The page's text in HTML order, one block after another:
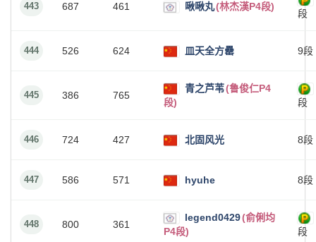
443 687 461 啾啾丸(林杰漢P4段)
段
444 526 624 皿天全方罍 9段
445 386 765
青之芦苇(鲁俊仁P4
段)
段
446 724 427 北固风光 8段
447 586 571 hyuhe 8段
448 800 361
legend0429(俞俐均
P4段)
段